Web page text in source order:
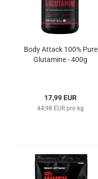
Body Attack 100% Pure
Glutamine - 400g
17,99 EUR
44,98 EUR pro kg